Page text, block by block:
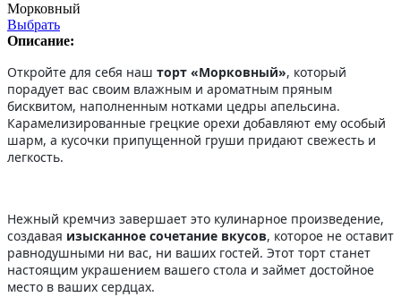
Морковный
Выбрать
Описание:
Откройте для себя наш торт «Морковный», который
порадует вас своим влажным и ароматным пряным
бисквитом, наполненным нотками цедры апельсина.
Карамелизированные грецкие орехи добавляют ему особый
шарм, а кусочки припущенной груши придают свежесть и
легкость.
Нежный кремчиз завершает это кулинарное произведение,
создавая изысканное сочетание вкусов, которое не оставит
равнодушными ни вас, ни ваших гостей. Этот торт станет
настоящим украшением вашего стола и займет достойное
место в ваших сердцах.